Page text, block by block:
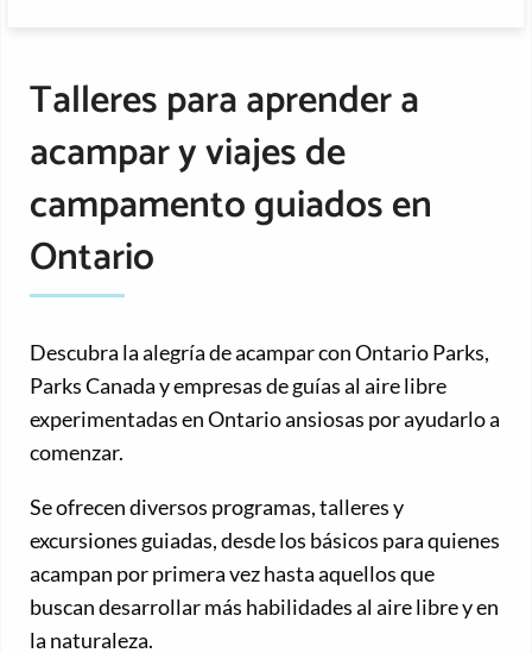
Talleres para aprender a
acampar y viajes de
campamento guiados en
Ontario
Descubra la alegría de acampar con Ontario Parks,
Parks Canada y empresas de guías al aire libre
experimentadas en Ontario ansiosas por ayudarlo a
comenzar.
Se ofrecen diversos programas, talleres y
excursiones guiadas, desde los básicos para quienes
acampan por primera vez hasta aquellos que
buscan desarrollar más habilidades al aire libre y en
la naturaleza.